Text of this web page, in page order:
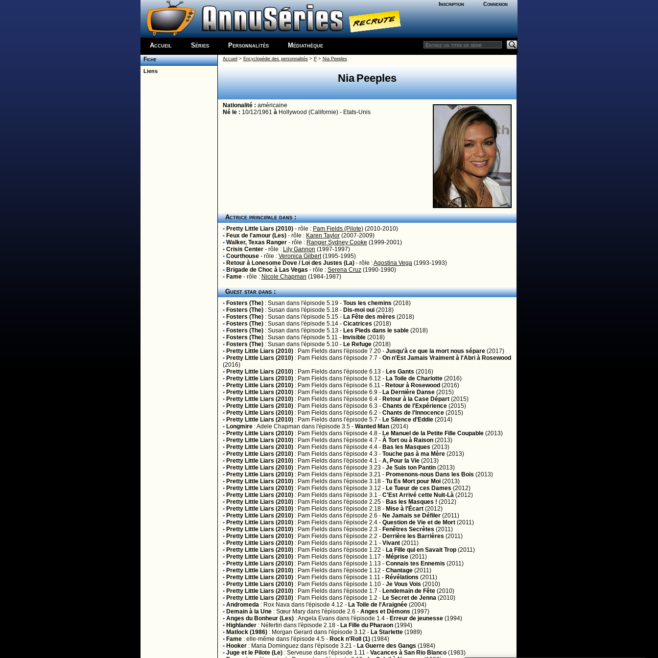
Inscription Connexion
Accueil Séries Personnalités Médiathèque
Fiche
Liens
Accueil > Encyclopédie des personnalités> P> Nia Peeples
Nia Peeples
Nationalité : américaine
Né le : 10/12/1961 à Hollywood (Californie) - Etats-Unis
Actrice principale dans :
• Pretty Little Liars (2010) - rôle : Pam Fields (Pilote) (2010-2010)
• Feux de l'amour (Les) - rôle : Karen Taylor (2007-2009)
• Walker, Texas Ranger - rôle : Ranger Sydney Cooke (1999-2001)
• Crisis Center - rôle : Lily Gannon (1997-1997)
• Courthouse - rôle : Veronica Gilbert(1995-1995)
• Retour à Lonesome Dove / Loi des Justes (La) - rôle :Agostina Vega (1993-1993)
• Brigade de Choc à Las Vegas - rôle : Serena Cruz (1990-1990)
• Fame - rôle : Nicole Chapman (1984-1987)
Guest star dans :
• Fosters (The) : Susan dans l'épisode 5.19 - Tous les chemins (2018)
• Fosters (The) : Susan dans l'épisode 5.18 - Dis-moi oui (2018)
• Fosters (The) : Susan dans l'épisode 5.15 - La Fête des mères (2018)
• Fosters (The) : Susan dans l'épisode 5.14 - Cicatrices (2018)
• Fosters (The) : Susan dans l'épisode 5.13 - Les Pieds dans le sable (2018)
• Fosters (The) : Susan dans l'épisode 5.11 - Invisible (2018)
• Fosters (The) : Susan dans l'épisode 5.10 - Le Refuge (2018)
• Pretty Little Liars (2010) : Pam Fields dans l'épisode 7.20 - Jusqu'à ce que la mort nous sépare (2017)
• Pretty Little Liars (2010) : Pam Fields dans l'épisode 7.7 - On n'Est Jamais Vraiment à l'Abri à Rosewood
(2016)
• Pretty Little Liars (2010) : Pam Fields dans l'épisode 6.13 - Les Gants (2016)
• Pretty Little Liars (2010) : Pam Fields dans l'épisode 6.12 - La Toile de Charlotte (2016)
• Pretty Little Liars (2010) : Pam Fields dans l'épisode 6.11 - Retour à Rosewood (2016)
• Pretty Little Liars (2010) : Pam Fields dans l'épisode 6.9 - La Dernière Danse (2015)
• Pretty Little Liars (2010) : Pam Fields dans l'épisode 6.4 - Retour à la Case Départ (2015)
• Pretty Little Liars (2010) : Pam Fields dans l'épisode 6.3 - Chants de l'Expérience (2015)
• Pretty Little Liars (2010) : Pam Fields dans l'épisode 6.2 - Chants de l'Innocence (2015)
• Pretty Little Liars (2010) : Pam Fields dans l'épisode 5.7 - Le Silence d'Eddie (2014)
• Longmire :Adele Chapman dans l'épisode 3.5 - Wanted Man (2014)
• Pretty Little Liars (2010) : Pam Fields dans l'épisode 4.8 - Le Manuel de la Petite Fille Coupable (2013)
• Pretty Little Liars (2010) : Pam Fields dans l'épisode 4.7 - À Tort ou à Raison (2013)
• Pretty Little Liars (2010) : Pam Fields dans l'épisode 4.4 - Bas les Masques (2013)
• Pretty Little Liars (2010) : Pam Fields dans l'épisode 4.3 - Touche pas à ma Mère (2013)
• Pretty Little Liars (2010) : Pam Fields dans l'épisode 4.1 - A, Pour la Vie (2013)
• Pretty Little Liars (2010) : Pam Fields dans l'épisode 3.23 - Je Suis ton Pantin (2013)
• Pretty Little Liars (2010) : Pam Fields dans l'épisode 3.21 - Promenons-nous Dans les Bois (2013)
• Pretty Little Liars (2010) : Pam Fields dans l'épisode 3.18 - Tu Es Mort pour Moi (2013)
• Pretty Little Liars (2010) : Pam Fields dans l'épisode 3.12 - Le Tueur de ces Dames (2012)
• Pretty Little Liars (2010) : Pam Fields dans l'épisode 3.1 - C'Est Arrivé cette Nuit-Là (2012)
• Pretty Little Liars (2010) : Pam Fields dans l'épisode 2.25 - Bas les Masques ! (2012)
• Pretty Little Liars (2010) : Pam Fields dans l'épisode 2.18 - Mise à l'Écart (2012)
• Pretty Little Liars (2010) : Pam Fields dans l'épisode 2.6 - Ne Jamais se Défiler (2011)
• Pretty Little Liars (2010) : Pam Fields dans l'épisode 2.4 - Question de Vie et de Mort (2011)
• Pretty Little Liars (2010) : Pam Fields dans l'épisode 2.3 - Fenêtres Secrètes (2011)
• Pretty Little Liars (2010) : Pam Fields dans l'épisode 2.2 - Derrière les Barrières (2011)
• Pretty Little Liars (2010) : Pam Fields dans l'épisode 2.1 - Vivant (2011)
• Pretty Little Liars (2010) : Pam Fields dans l'épisode 1.22 - La Fille qui en Savait Trop (2011)
• Pretty Little Liars (2010) : Pam Fields dans l'épisode 1.17 - Méprise (2011)
• Pretty Little Liars (2010) : Pam Fields dans l'épisode 1.13 - Connais tes Ennemis (2011)
• Pretty Little Liars (2010) : Pam Fields dans l'épisode 1.12 - Chantage (2011)
• Pretty Little Liars (2010) : Pam Fields dans l'épisode 1.11 - Révélations (2011)
• Pretty Little Liars (2010) : Pam Fields dans l'épisode 1.10 - Je Vous Vois (2010)
• Pretty Little Liars (2010) : Pam Fields dans l'épisode 1.7 - Lendemain de Fête (2010)
• Pretty Little Liars (2010) : Pam Fields dans l'épisode 1.2 - Le Secret de Jenna (2010)
• Andromeda : Rox Nava dans l'épisode 4.12 - La Toile de l'Araignée (2004)
• Demain à la Une : Sœur Mary dans l'épisode 2.6 - Anges et Démons (1997)
• Anges du Bonheur (Les) :Angela Evans dans l'épisode 1.4 - Erreur de jeunesse (1994)
• Highlander : Néfertiri dans l'épisode 2.18 - La Fille du Pharaon (1994)
• Matlock (1986) : Morgan Gerard dans l'épisode 3.12 - La Starlette (1989)
• Fame : elle-même dans l'épisode 4.5 - Rock n'Roll (1) (1984)
• Hooker : Maria Dominguez dans l'épisode 3.21 - La Guerre des Gangs (1984)
• Juge et le Pilote (Le) : Serveuse dans l'épisode 1.11 - Vacances à San Rio Blanco (1983)